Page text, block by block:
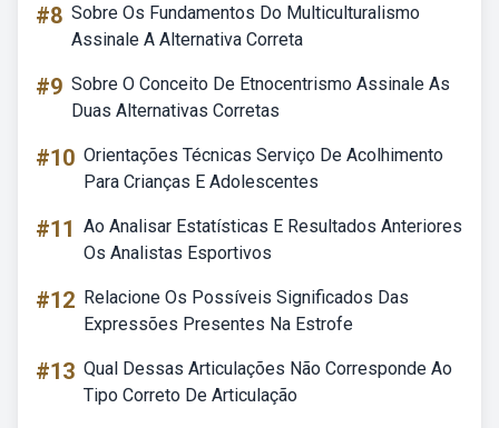
#8 Sobre Os Fundamentos Do Multiculturalismo
Assinale A Alternativa Correta
#9 Sobre O Conceito De Etnocentrismo Assinale As
Duas Alternativas Corretas
#10 Orientações Técnicas Serviço De Acolhimento
Para Crianças E Adolescentes
#11 Ao Analisar Estatísticas E Resultados Anteriores
Os Analistas Esportivos
#12 Relacione Os Possíveis Significados Das
Expressões Presentes Na Estrofe
#13 Qual Dessas Articulações Não Corresponde Ao
Tipo Correto De Articulação